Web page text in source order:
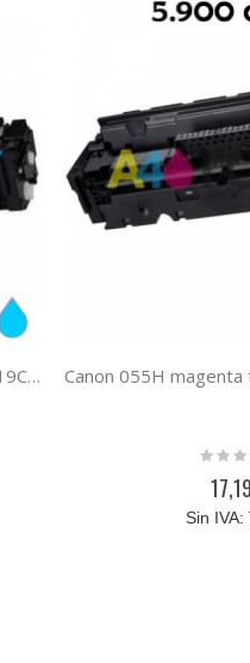
Canon 055H cian tóner compatible 3019C002 055HC
Rating: